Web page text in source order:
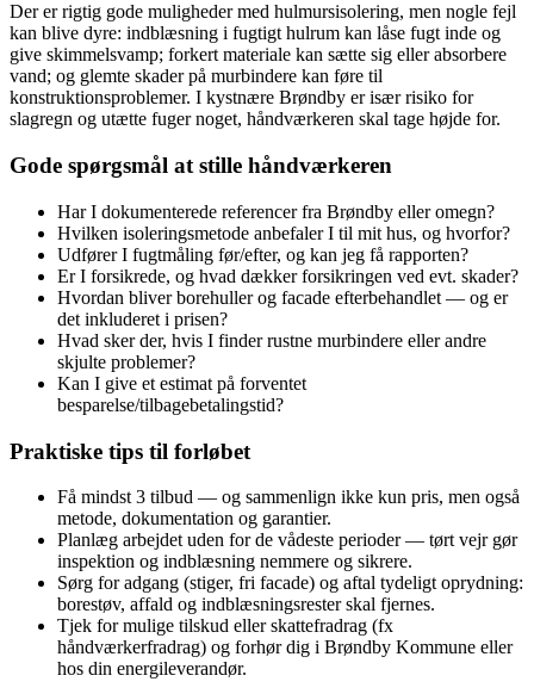
Der er rigtig gode muligheder med hulmursisolering, men nogle fejl
kan blive dyre: indblæsning i fugtigt hulrum kan låse fugt inde og
give skimmelsvamp; forkert materiale kan sætte sig eller absorbere
vand; og glemte skader på murbindere kan føre til
konstruktionsproblemer. I kystnære Brøndby er især risiko for
slagregn og utætte fuger noget, håndværkeren skal tage højde for.
Gode spørgsmål at stille håndværkeren
Har I dokumenterede referencer fra Brøndby eller omegn?
Hvilken isoleringsmetode anbefaler I til mit hus, og hvorfor?
Udfører I fugtmåling før/efter, og kan jeg få rapporten?
Er I forsikrede, og hvad dækker forsikringen ved evt. skader?
Hvordan bliver borehuller og facade efterbehandlet — og er
det inkluderet i prisen?
Hvad sker der, hvis I finder rustne murbindere eller andre
skjulte problemer?
Kan I give et estimat på forventet
besparelse/tilbagebetalingstid?
Praktiske tips til forløbet
Få mindst 3 tilbud — og sammenlign ikke kun pris, men også
metode, dokumentation og garantier.
Planlæg arbejdet uden for de vådeste perioder — tørt vejr gør
inspektion og indblæsning nemmere og sikrere.
Sørg for adgang (stiger, fri facade) og aftal tydeligt oprydning:
borestøv, affald og indblæsningsrester skal fjernes.
Tjek for mulige tilskud eller skattefradrag (fx
håndværkerfradrag) og forhør dig i Brøndby Kommune eller
hos din energileverandør.